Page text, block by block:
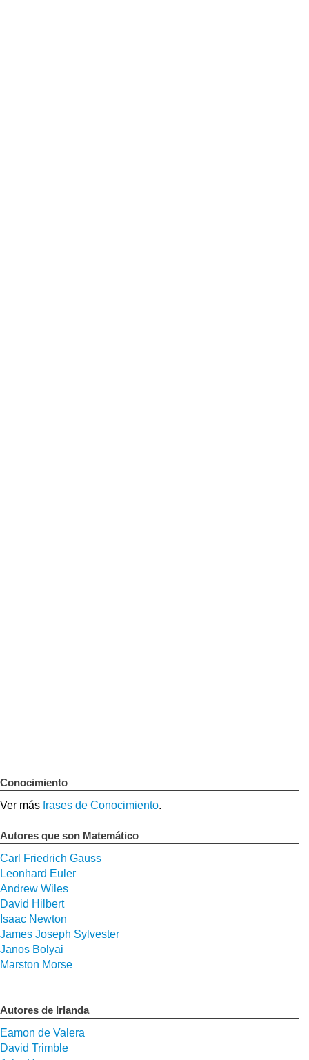
Conocimiento
Ver más frases de Conocimiento.
Autores que son Matemático
Carl Friedrich Gauss
Leonhard Euler
Andrew Wiles
David Hilbert
Isaac Newton
James Joseph Sylvester
Janos Bolyai
Marston Morse
Autores de Irlanda
Eamon de Valera
David Trimble